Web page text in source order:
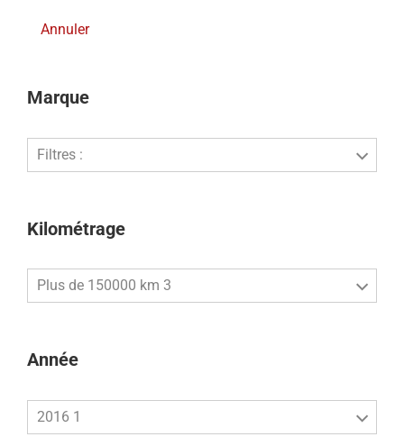
Annuler
Marque
Filtres :
Kilométrage
Plus de 150000 km 3
Année
2016 1